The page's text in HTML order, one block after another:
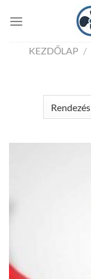
KEZDŐLAP /